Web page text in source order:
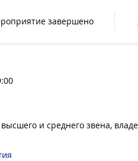
завершено
и среднего звена,